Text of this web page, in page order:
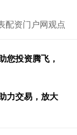
配资门户网观点
您投资腾飞，
力交易，放大